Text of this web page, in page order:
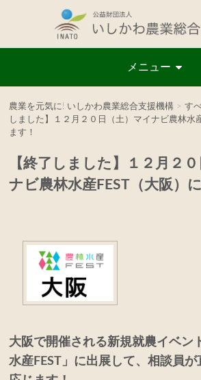
メニュー
農業を元気に! いしかわ農業総合支援機構 > す
しました】１２月２０日（土）マイナビ農林水
ます！
【終了しました】１２月２
ナビ農林水産FEST（大阪）
大阪で開催される新規就農イベン
水産FEST」に出展して、相談員